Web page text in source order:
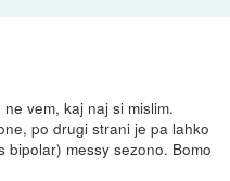
vem, kaj naj si mislim.
po drugi strani je pa lahko
messy sezono. Bomo